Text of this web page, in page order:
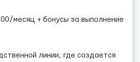
месяц + бонусы за выполнение
линии, где создается